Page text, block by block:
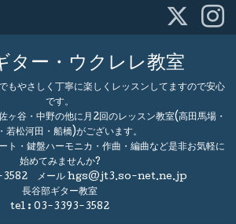
ター・ウクレレ教室
もやさしく丁寧に楽しくレッスンしてますので安心
です。
ヶ谷・中野の他に月2回のレッスン教室(高田馬場・
若松河田・船橋)がございます。
ト・鍵盤ハーモニカ・作曲・編曲など是非お気軽に
始めてみませんか?
3582 メール hgs@jt3.so-net.ne.jp
長谷部ギター教室
tel : 03-3393-3582